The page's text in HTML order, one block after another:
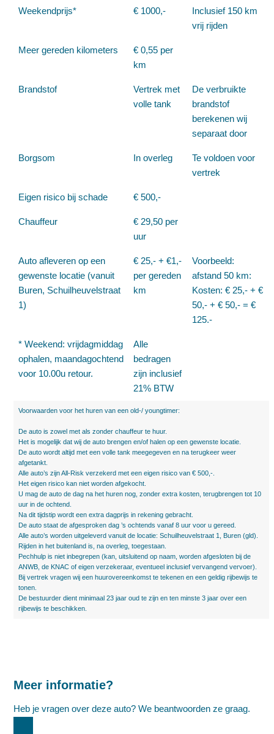
Weekendprijs* € 1000,-
Inclusief 150 km
vrij rijden
Meer gereden kilometers
€ 0,55 per
km
Brandstof
Vertrek met
volle tank
De verbruikte
brandstof
berekenen wij
separaat door
Borgsom In overleg
Te voldoen voor
vertrek
Eigen risico bij schade € 500,-
Chauffeur
€ 29,50 per
uur
Auto afleveren op een
gewenste locatie (vanuit
Buren, Schuilheuvelstraat
1)
€ 25,- + €1,-
per gereden
km
Voorbeeld:
afstand 50 km:
Kosten: € 25,- + €
50,- + € 50,- = €
125.-
* Weekend: vrijdagmiddag
ophalen, maandagochtend
voor 10.00u retour.
Alle
bedragen
zijn inclusief
21% BTW
Voorwaarden voor het huren van een old-/ youngtimer:
De auto is zowel met als zonder chauffeur te huur.
Het is mogelijk dat wij de auto brengen en/of halen op een gewenste locatie.
De auto wordt altijd met een volle tank meegegeven en na terugkeer weer
afgetankt.
Alle auto’s zijn All-Risk verzekerd met een eigen risico van € 500,-.
Het eigen risico kan niet worden afgekocht.
U mag de auto de dag na het huren nog, zonder extra kosten, terugbrengen tot 10
uur in de ochtend.
Na dit tijdstip wordt een extra dagprijs in rekening gebracht.
De auto staat de afgesproken dag ’s ochtends vanaf 8 uur voor u gereed.
Alle auto’s worden uitgeleverd vanuit de locatie: Schuilheuvelstraat 1, Buren (gld).
Rijden in het buitenland is, na overleg, toegestaan.
Pechhulp is niet inbegrepen (kan, uitsluitend op naam, worden afgesloten bij de
ANWB, de KNAC of eigen verzekeraar, eventueel inclusief vervangend vervoer).
Bij vertrek vragen wij een huurovereenkomst te tekenen en een geldig rijbewijs te
tonen.
De bestuurder dient minimaal 23 jaar oud te zijn en ten minste 3 jaar over een
rijbewijs te beschikken.
Meer informatie?
Heb je vragen over deze auto? We beantwoorden ze graag.